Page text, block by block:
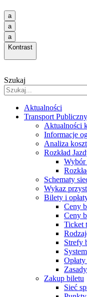
a
a
a
Kontrast
Szukaj
Aktualności
Transport Publiczny
Aktualności
Informacje
Analiza
Rozkład
Schematy
Wykaz
Bilety i
Ceny
Ceny
Ticket
Strefy
Zakup biletu
Sieć